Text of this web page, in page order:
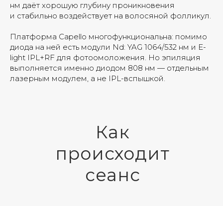
нм даёт хорошую глубину проникновения
и стабильно воздействует на волосяной фолликул.
Платформа Capello многофункциональна: помимо
диода на ней есть модули Nd: YAG 1064/532 нм и E-
light IPL+RF для фотоомоложения. Но эпиляция
выполняется именно диодом 808 нм — отдельным
лазерным модулем, а не IPL-вспышкой.
Как
происходит
сеанс